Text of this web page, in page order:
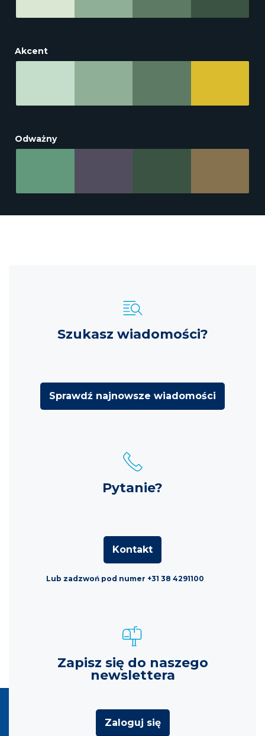
Akcent
Odważny
Szukasz wiadomości?
Sprawdź najnowsze wiadomości
Pytanie?
Kontakt
Lub zadzwoń pod numer +31 38 4291100
Zapisz się do naszego
newslettera
Zaloguj się